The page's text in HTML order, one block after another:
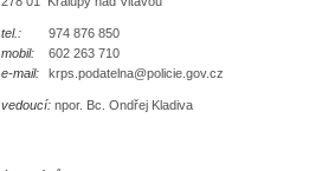
tel.:
974 876 850
mobil:
602 263 710
e-mail:
krps.podatelna@policie.gov.cz
vedoucí: npor. Bc. Ondřej Kladiva